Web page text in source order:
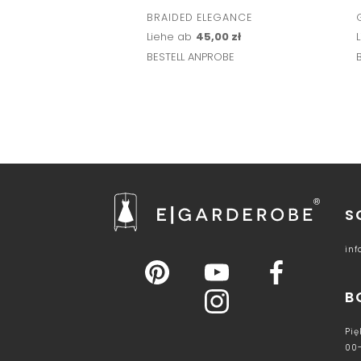
BRAIDED ELEGANCE
Liehe ab 45,00 zł
BESTELL ANPROBE